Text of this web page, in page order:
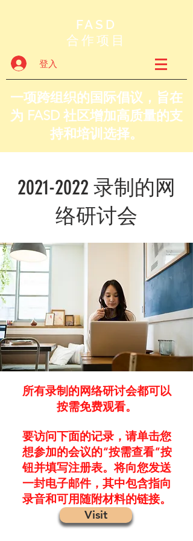
FASD
合作项目
登入
一项跨组织的国际倡议，旨在
为 FASD 社区增加高质量的支
持和培训选择。
2021-2022 录制的网
络研讨会
所有录制的网络研讨会都可以
按需免费观看。
要访问下面的记录，请单击您
想参加的会议的“按需查看”按
钮并填写注册表。将向您发送
一封电子邮件，其中包含指向
录音和可用随附材料的链接。
Visit